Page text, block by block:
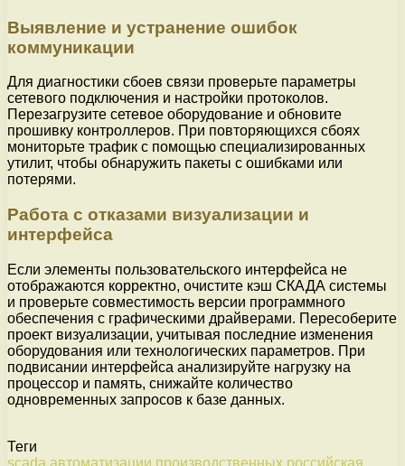
Выявление и устранение ошибок
коммуникации
Для диагностики сбоев связи проверьте параметры
сетевого подключения и настройки протоколов.
Перезагрузите сетевое оборудование и обновите
прошивку контроллеров. При повторяющихся сбоях
мониторьте трафик с помощью специализированных
утилит, чтобы обнаружить пакеты с ошибками или
потерями.
Работа с отказами визуализации и
интерфейса
Если элементы пользовательского интерфейса не
отображаются корректно, очистите кэш СКАДА системы
и проверьте совместимость версии программного
обеспечения с графическими драйверами. Пересоберите
проект визуализации, учитывая последние изменения
оборудования или технологических параметров. При
подвисании интерфейса анализируйте нагрузку на
процессор и память, снижайте количество
одновременных запросов к базе данных.
Теги
scada автоматизации производственных российская